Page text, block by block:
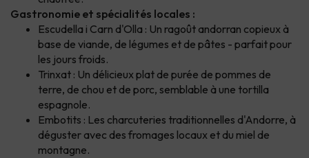
Gastronomie et spécialités locales :
Escudella i Carn d'Olla : Un ragoût andorran copieux à
base de viande, de légumes et de pâtes - parfait pour
les jours froids.
Trinxat : Un délicieux plat de purée de pommes de
terre, de chou et de porc, semblable à une tortilla
espagnole.
Embotits : Les charcuteries traditionnelles d'Andorre, à
déguster avec des fromages locaux et du miel de
montagne.